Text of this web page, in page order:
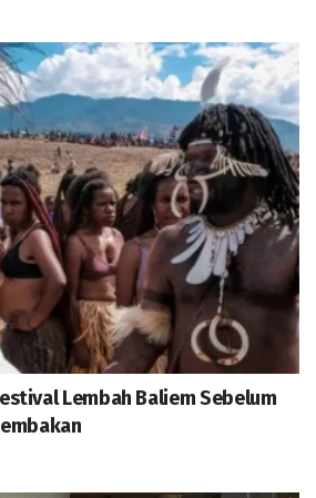
Lembah Baliem Sebelum